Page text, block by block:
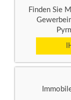
Finden Sie